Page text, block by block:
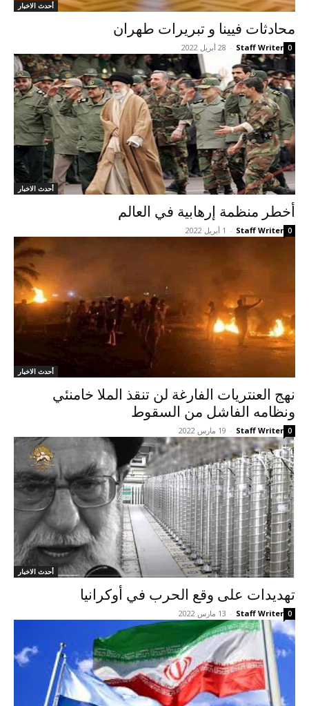
أحدث الاخبار
محادثات فيينا و تبريرات طهران
Staff Writer
- 28 أبريل 2022 0
أحدث الاخبار
أخطر منظمة إرهابية في العالم
Staff Writer
- 1 أبريل 2022 0
أحدث الاخبار
نهج العنتريات الفارغة لن تنقذ الملا خامنئي
ونظامه الفاشل من السقوط
Staff Writer
- 19 مارس 2022 0
أحدث الاخبار
تهديدات على وقع الحرب في أوکرانيا
Staff Writer
- 13 مارس 2022 0